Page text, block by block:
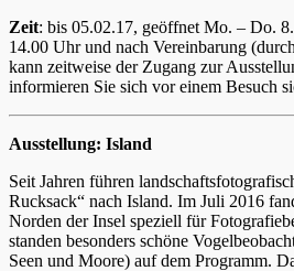
Zeit: bis 05.02.17, geöffnet Mo. – Do.
14.00 Uhr und nach Vereinbarung
kann zeitweise der Zugang zur
informieren Sie sich vor einem Besuch
Ausstellung: Island
Seit Jahren führen
Rucksack“ nach Island. Im Juli 2016
Norden der Insel speziell für
standen besonders schöne
Seen und Moore) auf dem Programm.